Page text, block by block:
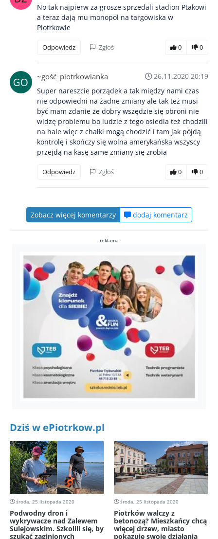
No tak najpierw za grosze sprzedali stadion Ptakowi
a teraz dają mu monopol na targowiska w
Piotrkowie
Odpowiedz Zgłoś 0 0
~gość_piotrkowianka
26.11.2020 20:19
Super nareszcie porządek a tak między nami czas
nie odpowiedni na żadne zmiany ale tak też musi
być mam zdanie że dobry wszędzie się obroni nie
widzę problemu bo ludzie z tego osiedla też chodzili
na hale więc z chałki mogą chodzić i tam jak pójdą
kontrolę i skończy się wolna amerykańska wszyscy
przejdą na kasę same zmiany się zrobia
Odpowiedz Zgłoś 0 0
Zobacz więcej komentarzy dodaj komentarz
reklama
Dziś w ePiotrkow.pl
środa, 25 listopada 2020
Podwodny dron i
wykrywacze nad Zalewem
Sulejowskim. Szkolili się, by
szukać zaginionych
środa, 25 listopada 2020
Piotrków walczy z
betonozą? Mieszkańcy chcą
więcej drzew, miasto
pokazuje swoje działania